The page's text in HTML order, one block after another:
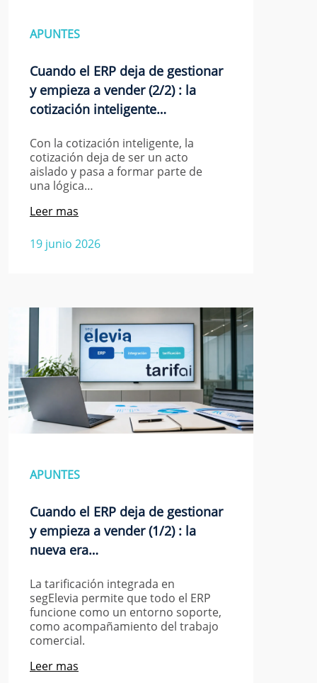
APUNTES
Cuando el ERP deja de gestionar
y empieza a vender (2/2) : la
cotización inteligente…
Con la cotización inteligente, la
cotización deja de ser un acto
aislado y pasa a formar parte de
una lógica…
19 junio 2026
Leer mas
APUNTES
Cuando el ERP deja de gestionar
y empieza a vender (1/2) : la
nueva era…
La tarificación integrada en
segElevia permite que todo el ERP
funcione como un entorno soporte,
como acompañamiento del trabajo
comercial.
Leer mas